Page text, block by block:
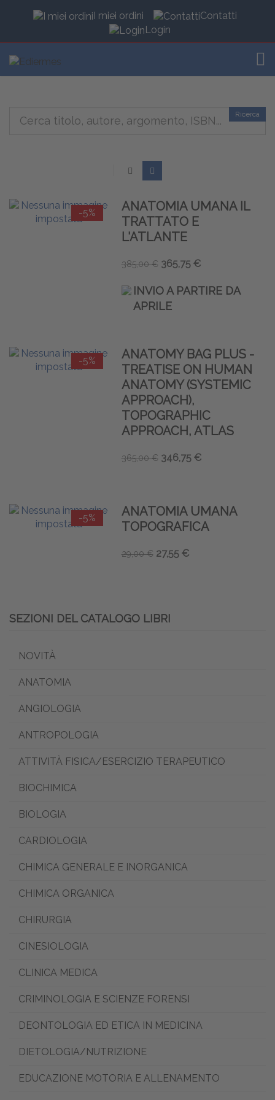
I miei ordini
Contatti
Login
Ricerca
-5%
ANATOMIA UMANA IL
TRATTATO E
L'ATLANTE
385,00 € 365,75 €
INVIO A PARTIRE DA
APRILE
-5%
ANATOMY BAG PLUS -
TREATISE ON HUMAN
ANATOMY (SYSTEMIC
APPROACH),
TOPOGRAPHIC
APPROACH, ATLAS
365,00 € 346,75 €
-5%
ANATOMIA UMANA
TOPOGRAFICA
29,00 € 27,55 €
SEZIONI DEL CATALOGO LIBRI
NOVITÀ
ANATOMIA
ANGIOLOGIA
ANTROPOLOGIA
ATTIVITÀ FISICA/ESERCIZIO TERAPEUTICO
BIOCHIMICA
BIOLOGIA
CARDIOLOGIA
CHIMICA GENERALE E INORGANICA
CHIMICA ORGANICA
CHIRURGIA
CINESIOLOGIA
CLINICA MEDICA
CRIMINOLOGIA E SCIENZE FORENSI
DEONTOLOGIA ED ETICA IN MEDICINA
DIETOLOGIA/NUTRIZIONE
EDUCAZIONE MOTORIA E ALLENAMENTO